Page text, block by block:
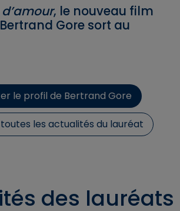
, le nouveau film
Gore sort au
le profil de Bertrand Gore
les actualités du lauréat
des lauréats